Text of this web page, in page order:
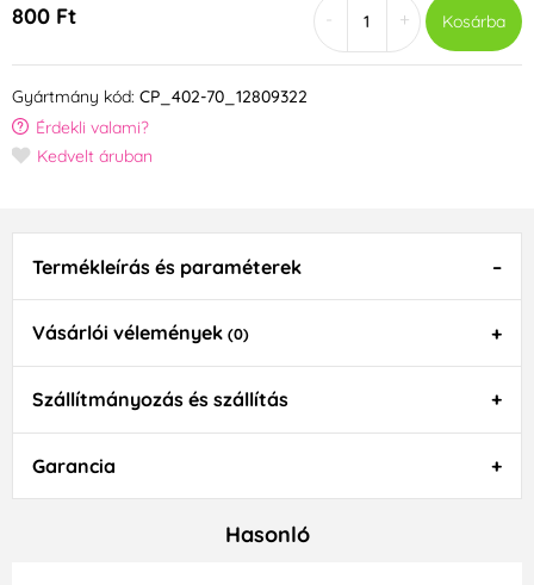
800 Ft + Kosárba
Gyártmány kód: CP_402-70_12809322
Érdekli valami?
Kedvelt áruban
Termékleírás és paraméterek
Vásárlói vélemények (0)
Szállítmányozás és szállítás
Garancia
Hasonló